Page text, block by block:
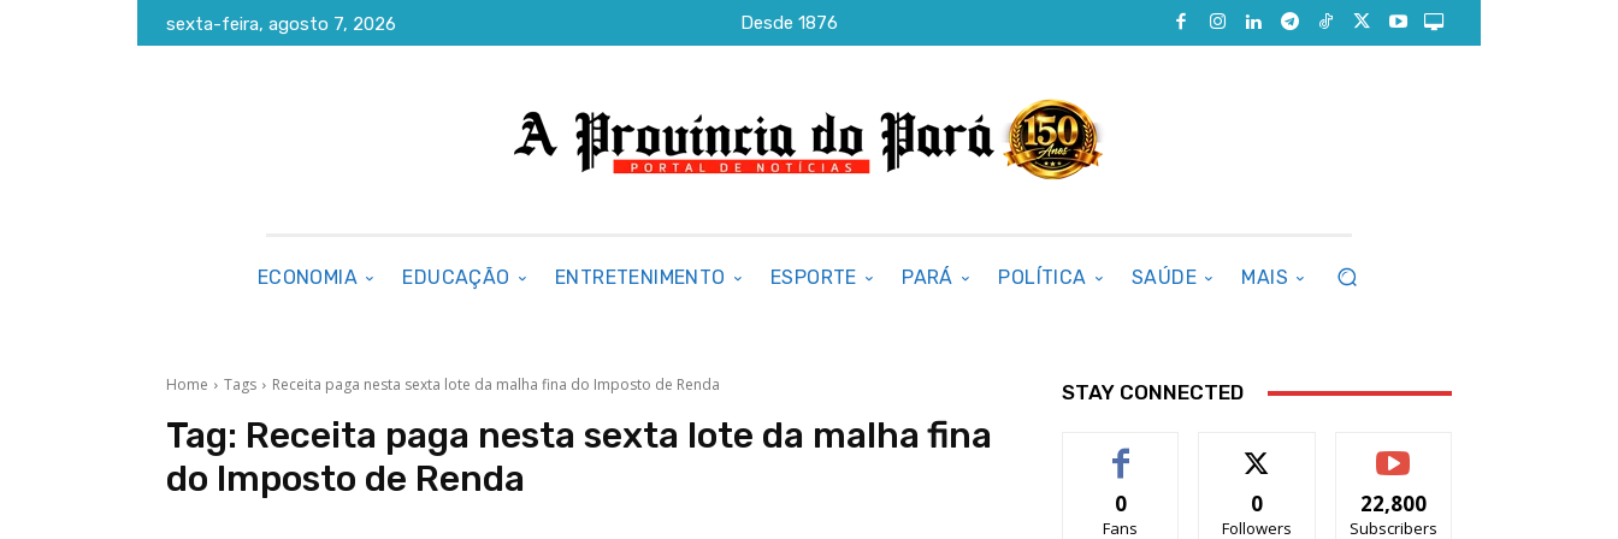
sexta-feira, agosto 7, 2026 Desde 1876
ECONOMIA EDUCAÇÃO ENTRETENIMENTO ESPORTE PARÁ POLÍTICA SAÚDE MAIS
Home Tags Receita paga nesta sexta lote da malha fina do Imposto de Renda
Tag: Receita paga nesta sexta lote da malha fina
do Imposto de Renda
STAY CONNECTED
0
Fans
0
Followers
22,800
Subscribers